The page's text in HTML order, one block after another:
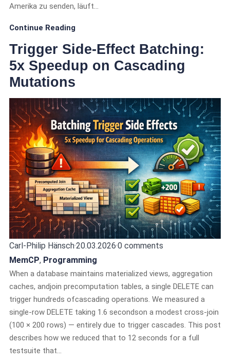
Amerika zu senden, läuft…
Continue Reading
Trigger Side-Effect Batching:
5x Speedup on Cascading
Mutations
Carl-Philip Hänsch·20.03.2026·0 comments
MemCP, Programming
When a database maintains materialized views, aggregation
caches, andjoin precomputation tables, a single DELETE can
trigger hundreds ofcascading operations. We measured a
single-row DELETE taking 1.6 secondson a modest cross-join
(100 × 200 rows) — entirely due to trigger cascades. This post
describes how we reduced that to 12 seconds for a full
testsuite that…